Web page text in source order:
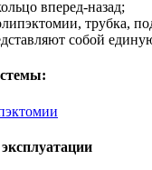
вперед-назад;
трубка,
собой